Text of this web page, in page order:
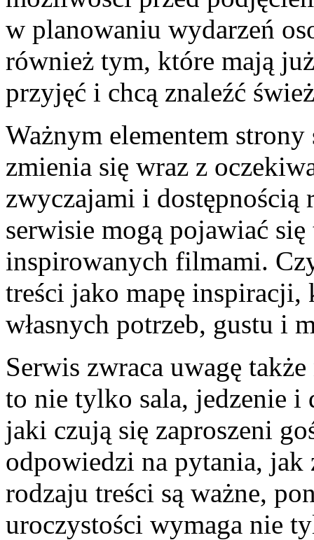
w planowaniu wydarzeń
również tym, które mają
przyjęć i chcą znaleźć
Ważnym elementem
zmienia się wraz z
zwyczajami i dostępnością
serwisie mogą pojawiać
inspirowanych filmami.
treści jako mapę
własnych potrzeb, gustu i
Serwis zwraca uwagę
to nie tylko sala, jedzenie i
jaki czują się zaproszeni
odpowiedzi na pytania, jak
rodzaju treści są ważne,
uroczystości wymaga nie